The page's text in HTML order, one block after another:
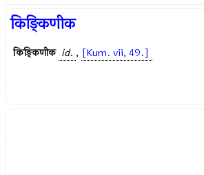
किङ्किणीक
किङ्किणीक id. , [Kum. vii, 49.]